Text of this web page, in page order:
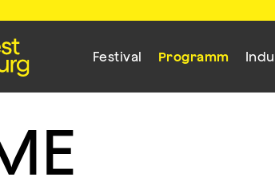
Festival Programm
E